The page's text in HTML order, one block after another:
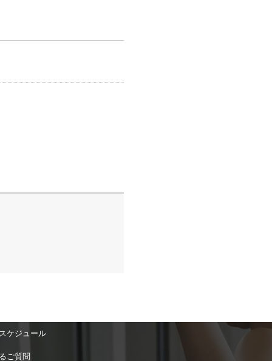
ケジュール
ご質問